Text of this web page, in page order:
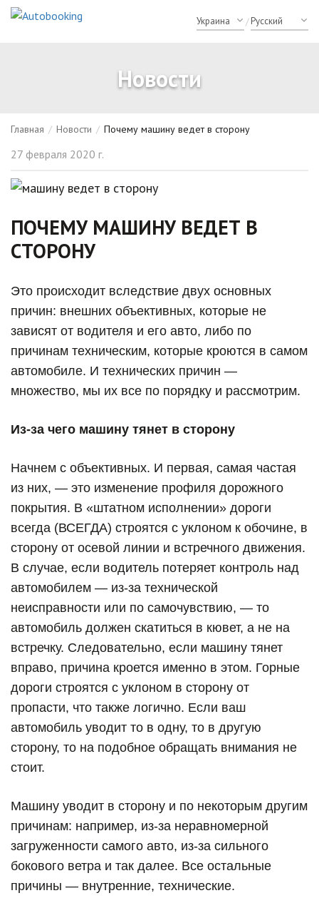
/
Новости
Главная / Новости / Почему машину ведет в сторону
27 февраля 2020 г.
ПОЧЕМУ МАШИНУ ВЕДЕТ В
СТОРОНУ
Это происходит вследствие двух основных
причин: внешних объективных, которые не
зависят от водителя и его авто, либо по
причинам техническим, которые кроются в самом
автомобиле. И технических причин —
множество, мы их все по порядку и рассмотрим.
Из-за чего машину тянет в сторону
Начнем с объективных. И первая, самая частая
из них, — это изменение профиля дорожного
покрытия. В «штатном исполнении» дороги
всегда (ВСЕГДА) строятся с уклоном к обочине, в
сторону от осевой линии и встречного движения.
В случае, если водитель потеряет контроль над
автомобилем — из-за технической
неисправности или по самочувствию, — то
автомобиль должен скатиться в кювет, а не на
встречку. Следовательно, если машину тянет
вправо, причина кроется именно в этом. Горные
дороги строятся с уклоном в сторону от
пропасти, что также логично. Если ваш
автомобиль уводит то в одну, то в другую
сторону, то на подобное обращать внимания не
стоит.
Машину уводит в сторону и по некоторым другим
причинам: например, из-за неравномерной
загруженности самого авто, из-за сильного
бокового ветра и так далее. Все остальные
причины — внутренние, технические.